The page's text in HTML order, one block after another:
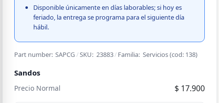
Disponible únicamente en días laborables; si hoy es
feriado, la entrega se programa para el siguiente día
hábil.
Part number: SAPCG /SKU: 23883/Familia: Servicios(cod: 138)
Sandos
Precio Normal $ 17.900